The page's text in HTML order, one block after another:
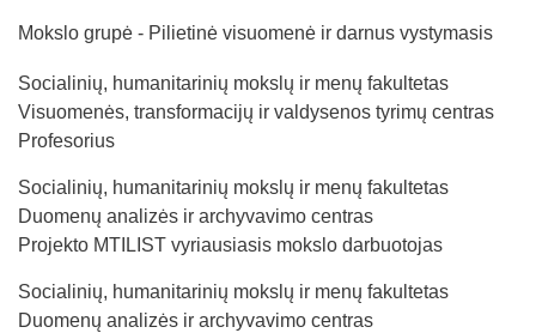
Mokslo grupė - Pilietinė visuomenė ir darnus vystymasis
Socialinių, humanitarinių mokslų ir menų fakultetas
Visuomenės, transformacijų ir valdysenos tyrimų centras
Profesorius
Socialinių, humanitarinių mokslų ir menų fakultetas
Duomenų analizės ir archyvavimo centras
Projekto MTILIST vyriausiasis mokslo darbuotojas
Socialinių, humanitarinių mokslų ir menų fakultetas
Duomenų analizės ir archyvavimo centras